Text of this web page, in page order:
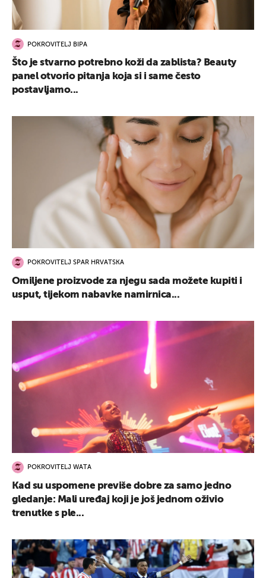
POKROVITELJ BIPA
Što je stvarno potrebno koži da zablista? Beauty
panel otvorio pitanja koja si i same često
postavljamo...
POKROVITELJ SPAR HRVATSKA
Omiljene proizvode za njegu sada možete kupiti i
usput, tijekom nabavke namirnica...
POKROVITELJ WATA
Kad su uspomene previše dobre za samo jedno
gledanje: Mali uređaj koji je još jednom oživio
trenutke s ple...